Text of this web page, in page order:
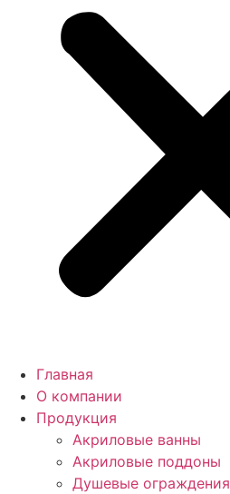
Главная
О компании
Продукция
Акриловые ванны
Акриловые поддоны
Душевые ограждения